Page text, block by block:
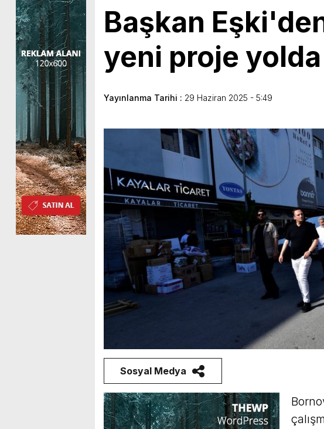
Başkan
yeni proje yolda
Yayınlanma Tarihi : 29 Haziran 2025 - 5:49
Sosyal Medya